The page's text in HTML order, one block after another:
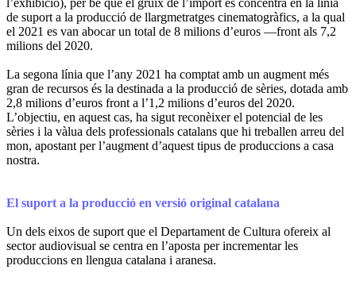
l’exhibició), per bé que el gruix de l’import es concentra en la línia
de suport a la producció de llargmetratges cinematogràfics, a la qual
el 2021 es van abocar un total de 8 milions d’euros —front als 7,2
milions del 2020.
La segona línia que l’any 2021 ha comptat amb un augment més
gran de recursos és la destinada a la producció de sèries, dotada amb
2,8 milions d’euros front a l’1,2 milions d’euros del 2020.
L’objectiu, en aquest cas, ha sigut reconèixer el potencial de les
sèries i la vàlua dels professionals catalans que hi treballen arreu del
mon, apostant per l’augment d’aquest tipus de produccions a casa
nostra.
El suport a la producció en versió original catalana
Un dels eixos de suport que el Departament de Cultura ofereix al
sector audiovisual se centra en l’aposta per incrementar les
produccions en llengua catalana i aranesa.